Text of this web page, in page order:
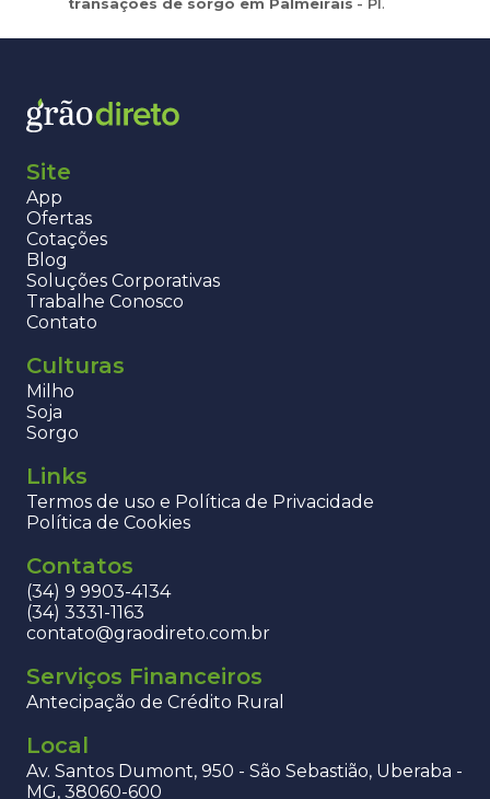
transações de sorgo em Palmeirais - PI.
Site
App
Ofertas
Cotações
Blog
Soluções Corporativas
Trabalhe Conosco
Contato
Culturas
Milho
Soja
Sorgo
Links
Termos de uso e Política de Privacidade
Política de Cookies
Contatos
(34) 9 9903-4134
(34) 3331-1163
contato@graodireto.com.br
Serviços Financeiros
Antecipação de Crédito Rural
Local
Av. Santos Dumont, 950 - São Sebastião, Uberaba -
MG, 38060-600